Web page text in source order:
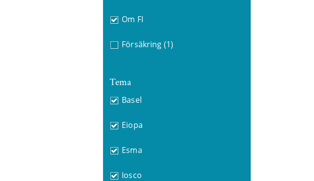
Om FI
Försäkring (1)
Tema
Basel
Eiopa
Esma
Iosco